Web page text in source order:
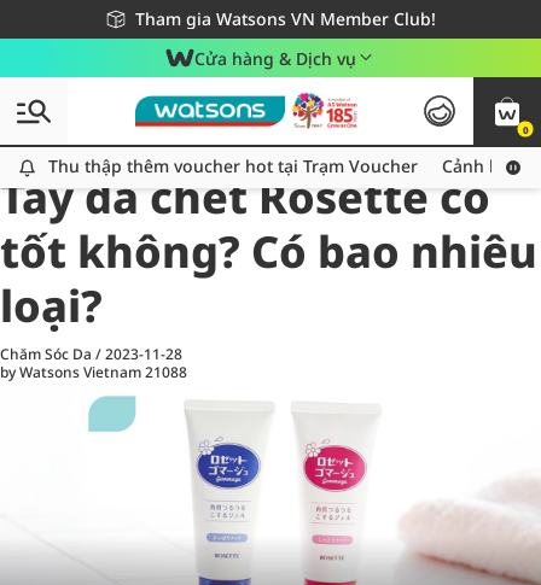
Tham gia Watsons VN Member Club!
Miễn phí giao hàng cho đơn hàng từ 249,000Đ
Giao hàng nhanh 24h - Áp dụng khu vực TP. Hồ Chí Minh
Cửa hàng & Dịch vụ
0
Thu thập thêm voucher hot tại Trạm Voucher
Thu thập thêm voucher hot tại Trạm Voucher Cảnh báo
All
Chăm Sóc Cá Nhân
Tẩy da chết Rosette có
tốt không? Có bao nhiêu
loại?
Chăm Sóc Da /2023-11-28
by Watsons Vietnam21088